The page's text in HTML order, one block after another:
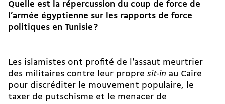
Quelle est la répercussion du coup de force de
l’armée égyptienne sur les rapports de force
politiques en Tunisie?
Les islamistes ont profité de l’assaut meurtrier
des militaires contre leur propre sit-in au Caire
pour discréditer le mouvement populaire, le
taxer de putschisme et le menacer de